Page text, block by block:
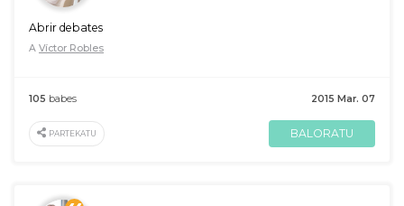
Abrir debates
A Víctor Robles
2015 Mar. 07
105 babes
PARTEKATU BALORATU